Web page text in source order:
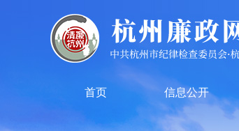
首页 信息公开